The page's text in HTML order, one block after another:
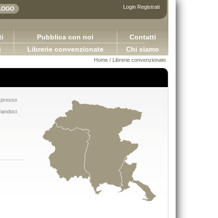
Login Registrati
Pubblica con noi
Librerie convenzionate
Contatti
Chi siamo
Home / Librerie convenzionate